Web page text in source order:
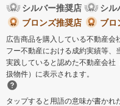
シルバー推奨店
シル
ブロンズ推奨店
ブロ
広告商品を購入している不動産
フー不動産における成約実績等
実践していると認めた不動産会社
扱物件）に表示されます。
タップすると用語の意味が書かれ